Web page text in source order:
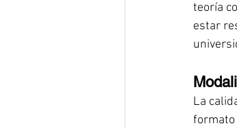
teoría
estar
La
formato